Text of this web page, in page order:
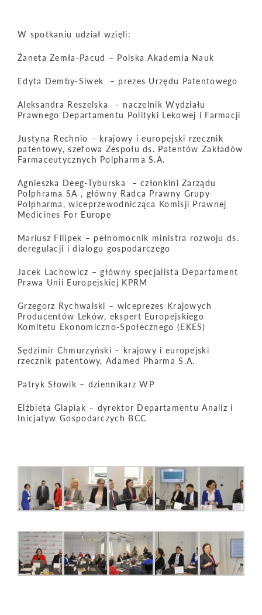
W spotkaniu udział wzięli:
Żaneta Zemła-Pacud – Polska Akademia Nauk
Edyta Demby-Siwek – prezes Urzędu Patentowego
Aleksandra Reszelska – naczelnik Wydziału
Prawnego Departamentu Polityki Lekowej i Farmacji
Justyna Rechnio – krajowy i europejski rzecznik
patentowy, szefowa Zespołu ds. Patentów Zakładów
Farmaceutycznych Polpharma S.A.
Agnieszka Deeg-Tyburska – członkini Zarządu
Polphrama SA , główny Radca Prawny Grupy
Polpharma, wiceprzewodnicząca Komisji Prawnej
Medicines For Europe
Mariusz Filipek – pełnomocnik ministra rozwoju ds.
deregulacji i dialogu gospodarczego
Jacek Lachowicz – główny specjalista Departament
Prawa Unii Europejskiej KPRM
Grzegorz Rychwalski – wiceprezes Krajowych
Producentów Leków, ekspert Europejskiego
Komitetu Ekonomiczno-Społecznego (EKES)
Sędzimir Chmurzyński – krajowy i europejski
rzecznik patentowy, Adamed Pharma S.A.
Patryk Słowik – dziennikarz WP
Elżbieta Glapiak – dyrektor Departamentu Analiz i
Inicjatyw Gospodarczych BCC